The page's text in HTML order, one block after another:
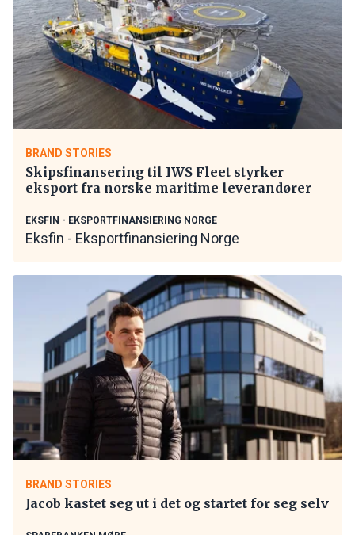
BRAND STORIES
Skipsfinansering til IWS Fleet styrker
eksport fra norske maritime leverandører
EKSFIN - EKSPORTFINANSIERING NORGE
Eksfin - Eksportfinansiering Norge
BRAND STORIES
Jacob kastet seg ut i det og startet for seg selv